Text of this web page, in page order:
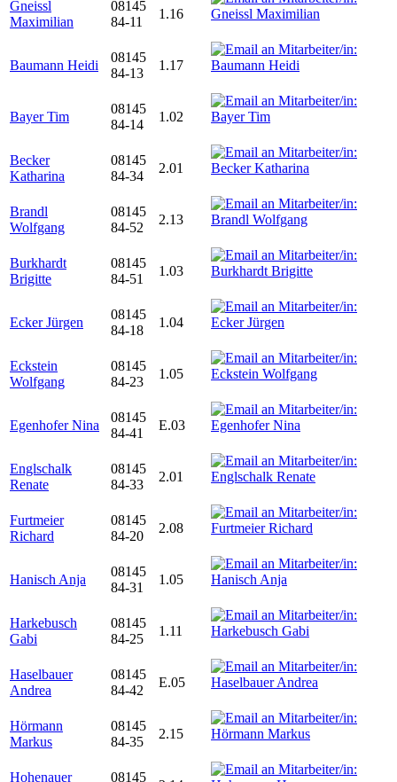
Gneissl
Maximilian
08145
84-11
1.16
Baumann Heidi
08145
84-13
1.17
Bayer Tim
08145
84-14
1.02
Becker
Katharina
08145
84-34
2.01
Brandl
Wolfgang
08145
84-52
2.13
Burkhardt
Brigitte
08145
84-51
1.03
Ecker Jürgen
08145
84-18
1.04
Eckstein
Wolfgang
08145
84-23
1.05
Egenhofer Nina
08145
84-41
E.03
Englschalk
Renate
08145
84-33
2.01
Furtmeier
Richard
08145
84-20
2.08
Hanisch Anja
08145
84-31
1.05
Harkebusch
Gabi
08145
84-25
1.11
Haselbauer
Andrea
08145
84-42
E.05
Hörmann
Markus
08145
84-35
2.15
Hohenauer
08145